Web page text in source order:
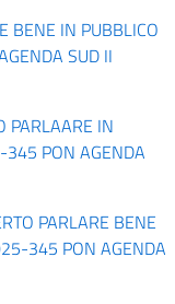
BENE IN PUBBLICO
SUD II
PARLAARE IN
PON AGENDA
PARLARE BENE
345 PON AGENDA